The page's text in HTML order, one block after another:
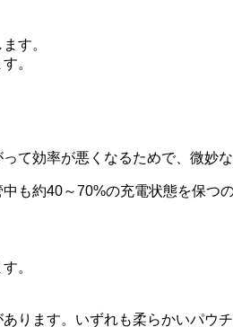
す。
。
効率が悪くなるためで、微妙
も約40～70%の充電状態を保つ
。
ります。いずれも柔らかいパウ